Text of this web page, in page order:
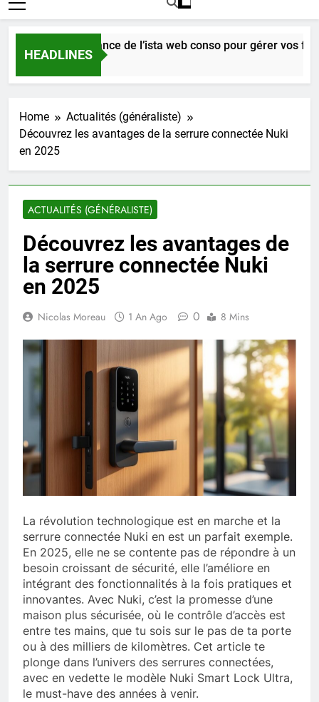
HEADLINES
l’importance de l’ista web conso pour gérer vos factures
Home
Actualités (généraliste)
Découvrez les avantages de la serrure connectée Nuki
en 2025
ACTUALITÉS (GÉNÉRALISTE)
Découvrez les avantages de
la serrure connectée Nuki
en 2025
Nicolas Moreau 1 An Ago 0 8 Mins
La révolution technologique est en marche et la
serrure connectée Nuki en est un parfait exemple.
En 2025, elle ne se contente pas de répondre à un
besoin croissant de sécurité, elle l’améliore en
intégrant des fonctionnalités à la fois pratiques et
innovantes. Avec Nuki, c’est la promesse d’une
maison plus sécurisée, où le contrôle d’accès est
entre tes mains, que tu sois sur le pas de ta porte
ou à des milliers de kilomètres. Cet article te
plonge dans l’univers des serrures connectées,
avec en vedette le modèle Nuki Smart Lock Ultra,
le must-have des années à venir.